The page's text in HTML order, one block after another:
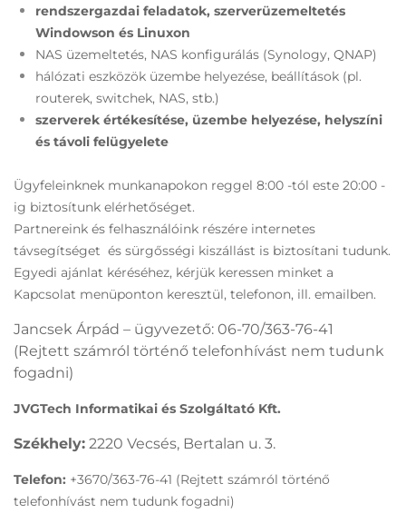
rendszergazdai feladatok, szerverüzemeltetés
Windowson és Linuxon
NAS üzemeltetés, NAS konfigurálás (Synology, QNAP)
hálózati eszközök üzembe helyezése, beállítások (pl.
routerek, switchek, NAS, stb.)
szerverek értékesítése, üzembe helyezése, helyszíni
és távoli felügyelete
Ügyfeleinknek munkanapokon reggel 8:00 -tól este 20:00 -
ig biztosítunk elérhetőséget.
Partnereink és felhasználóink részére internetes
távsegítséget és sürgősségi kiszállást is biztosítani tudunk.
Egyedi ajánlat kéréséhez, kérjük keressen minket a
Kapcsolat menüponton keresztül, telefonon, ill. emailben.
Jancsek Árpád – ügyvezető: 06-70/363-76-41
(Rejtett számról történő telefonhívást nem tudunk
fogadni)
JVGTech Informatikai és Szolgáltató Kft.
Székhely: 2220 Vecsés, Bertalan u. 3.
Telefon: +3670/363-76-41 (Rejtett számról történő
telefonhívást nem tudunk fogadni)